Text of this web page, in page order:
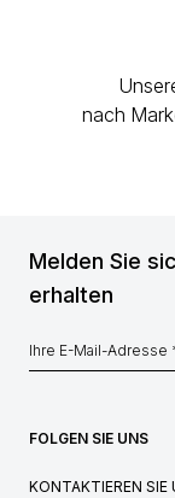
nach
Melden Sie
erhalten
FOLGEN SIE UNS
KONTAKTIEREN SIE